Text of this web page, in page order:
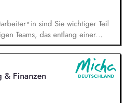
sind Sie wichtiger Teil
Teams, das entlang einer
soziale Innovation
die Geschäftsführung bei der
und entwickeln dabei
der Stiftung weiter. Sie
Erkenntnisse in
entlang unserer
& Finanzen